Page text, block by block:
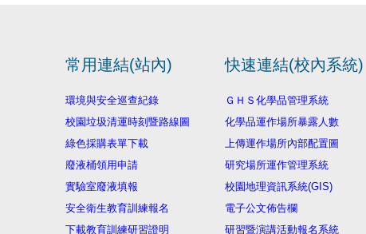
常用連結(站內)
環境與安全巡查紀錄
校園垃圾清運時刻暨路線圖
綠色採購表單下載
廢液桶領用申請
實驗室廢液填報
安全衛生教育訓練報名
下載教育訓練研習證明
快速連結(校內系統)
ＧＨＳ化學品管理系統
化學品運作場所暴露人數
上傳運作場所內部配置圖
研究場所運作管理系統
校園地理資訊系統(GIS)
電子公文佈告欄
研習暨演講活動報名系統